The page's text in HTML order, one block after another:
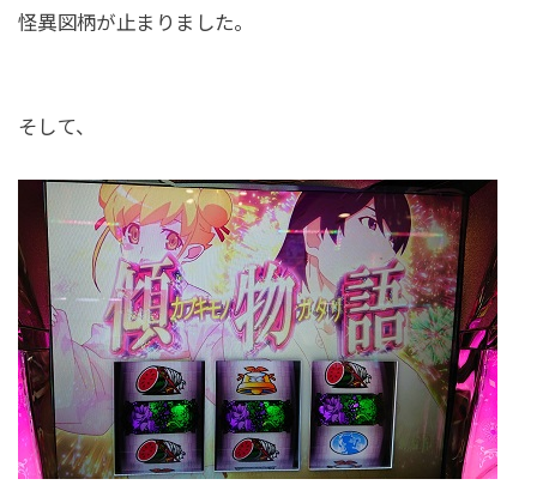
怪異図柄が止まりました。
そして、